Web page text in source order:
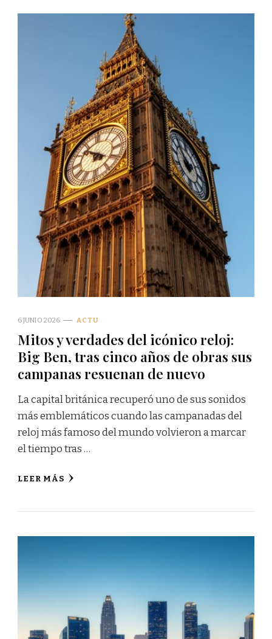
6 JUNIO 2026 ACTU
Mitos y verdades del icónico reloj:
Big Ben, tras cinco años de obras sus
campanas resuenan de nuevo
La capital británica recuperó uno de sus sonidos
más emblemáticos cuando las campanadas del
reloj más famoso del mundo volvieron a marcar
el tiempo tras …
LEER MÁS